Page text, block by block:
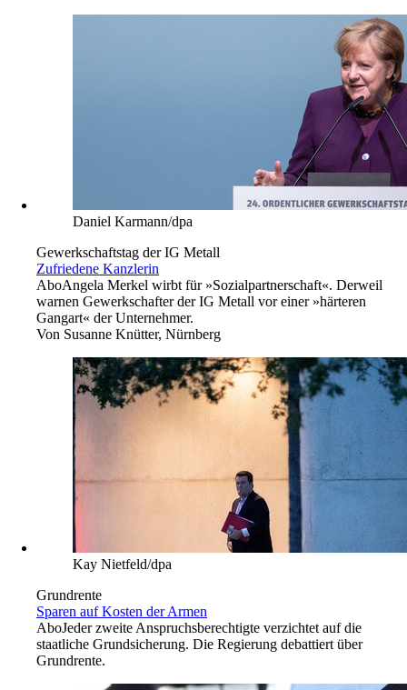
Daniel Karmann/dpa
Gewerkschaftstag der IG Metall
Zufriedene Kanzlerin
AboAngela Merkel wirbt für »Sozialpartnerschaft«. Derweil
warnen Gewerkschafter der IG Metall vor einer »härteren
Gangart« der Unternehmer.
Von Susanne Knütter, Nürnberg
Kay Nietfeld/dpa
Grundrente
Sparen auf Kosten der Armen
AboJeder zweite Anspruchsberechtigte verzichtet auf die
staatliche Grundsicherung. Die Regierung debattiert über
Grundrente.